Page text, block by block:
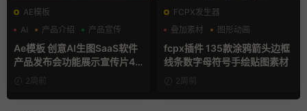
AE模板
AI
产品介绍 产品宣传
Ae模板 创意AI生图SaaS软件
产品发布会功能展示宣传片4K
片头2周前
FCPX发生器
叠加素材
图形动画
手绘风
fcpx插件 135款涂鸦箭头边框
线条数字母符号手绘贴图素材
2周前